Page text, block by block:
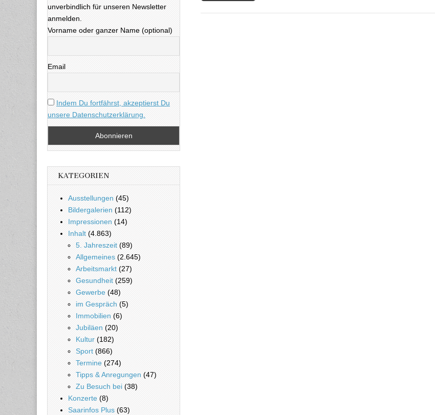
unverbindlich für unseren Newsletter
anmelden.
Vorname oder ganzer Name (optional)
Email
Indem Du fortfährst, akzeptierst Du
unsere Datenschutzerklärung.
KATEGORIEN
Ausstellungen (45)
Bildergalerien (112)
Impressionen (14)
Inhalt (4.863)
5. Jahreszeit (89)
Allgemeines (2.645)
Arbeitsmarkt (27)
Gesundheit (259)
Gewerbe (48)
im Gespräch (5)
Immobilien (6)
Jubiläen (20)
Kultur (182)
Sport (866)
Termine (274)
Tipps & Anregungen (47)
Zu Besuch bei (38)
Konzerte (8)
Saarinfos Plus (63)